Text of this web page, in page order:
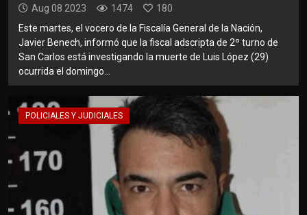
Aug 08 2023 1474
180
Este martes, el vocero de la Fiscalía General de la Nación,
Javier Benech, informó que la fiscal adscripta de 2º turno de
San Carlos está investigando la muerte de Luis López (29)
ocurrida el domingo...
POLICIALES Y JUDICIALES